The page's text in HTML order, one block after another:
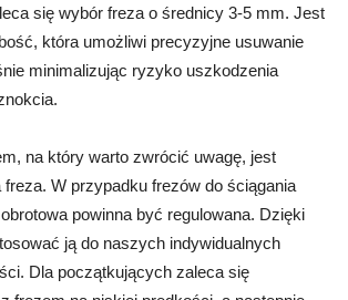
się wybór freza o średnicy 3-5 mm. Jest
która umożliwi precyzyjne usuwanie
minimalizując ryzyko uszkodzenia
na który warto zwrócić uwagę, jest
freza. W przypadku frezów do ściągania
powinna być regulowana. Dzięki
ją do naszych indywidualnych
Dla początkujących zaleca się